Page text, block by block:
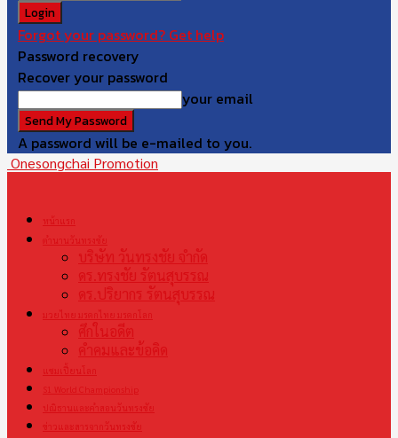
Forgot your password? Get help
Password recovery
Recover your password
your email
A password will be e-mailed to you.
Onesongchai Promotion
หน้าแรก
ตำนานวันทรงชัย
บริษัท วันทรงชัย จำกัด
ดร.ทรงชัย รัตนสุบรรณ
ดร.ปริยากร รัตนสุบรรณ
มวยไทย มรดกไทย มรดกโลก
ศึกในอดีต
คำคมและข้อคิด
แชมเปี้ยนโลก
S1 World Championship
ปณิธานและคำสอนวันทรงชัย
ข่าวและสารจากวันทรงชัย